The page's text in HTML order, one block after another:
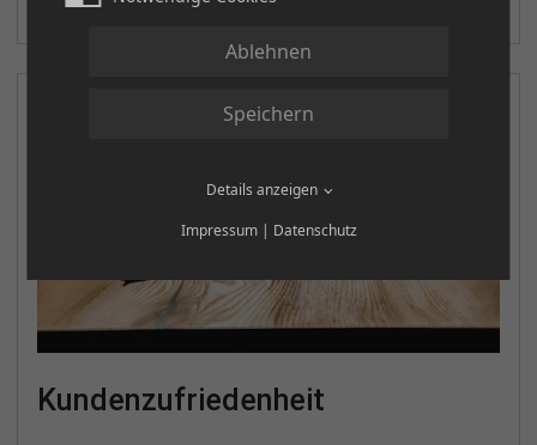
ihre Erwartungen übertreffen.
Kundenzufriedenheit
Ablehnen
Speichern
Details anzeigen
Impressum| Datenschutz